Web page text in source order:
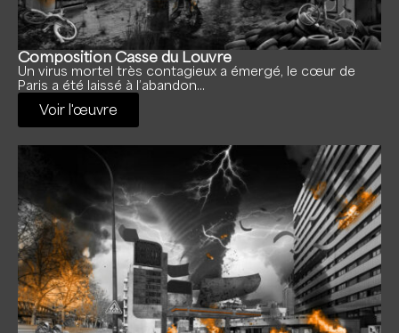
Composition Casse du Louvre
Un virus mortel très contagieux a émergé, le cœur de
Paris a été laissé à l’abandon…
Voir l'œuvre